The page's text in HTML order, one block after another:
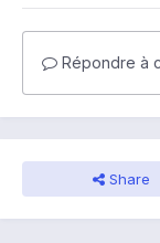
Répondre à
Share